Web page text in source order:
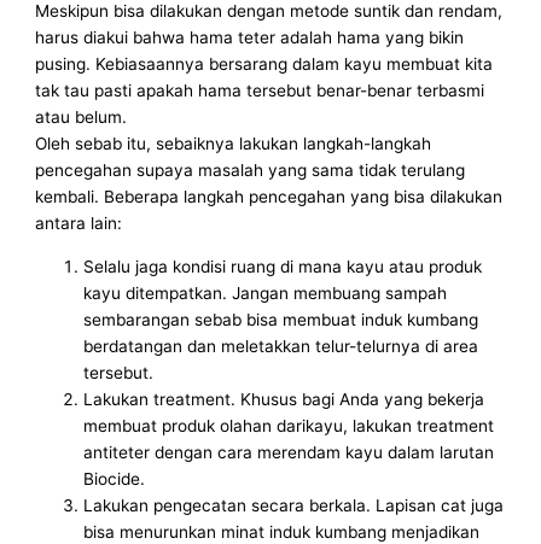
Meskipun bisa dilakukan dengan metode suntik dan rendam,
harus diakui bahwa hama teter adalah hama yang bikin
pusing. Kebiasaannya bersarang dalam kayu membuat kita
tak tau pasti apakah hama tersebut benar-benar terbasmi
atau belum.
Oleh sebab itu, sebaiknya lakukan langkah-langkah
pencegahan supaya masalah yang sama tidak terulang
kembali. Beberapa langkah pencegahan yang bisa dilakukan
antara lain:
Selalu jaga kondisi ruang di mana kayu atau produk
kayu ditempatkan. Jangan membuang sampah
sembarangan sebab bisa membuat induk kumbang
berdatangan dan meletakkan telur-telurnya di area
tersebut.
Lakukan treatment. Khusus bagi Anda yang bekerja
membuat produk olahan darikayu, lakukan treatment
antiteter dengan cara merendam kayu dalam larutan
Biocide.
Lakukan pengecatan secara berkala. Lapisan cat juga
bisa menurunkan minat induk kumbang menjadikan